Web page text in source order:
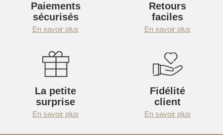
Paiements
sécurisés
En savoir plus
Retours
faciles
En savoir plus
La petite
surprise
En savoir plus
Fidélité
client
En savoir plus